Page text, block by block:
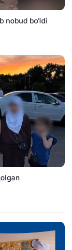
nobud bo‘ldi